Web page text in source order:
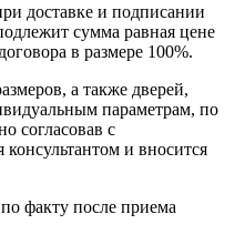
доставке и подписании
сумма равная цене
в размере 100%.
а также дверей,
параметрам, по
согласовав с
консультантом и вносится
факту после приема